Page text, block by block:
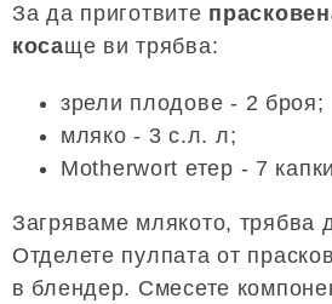
За да приготвите
косаще ви трябва:
зрели плодове - 2 броя;
мляко - 3 с.л. л;
Motherwort етер - 7
Загряваме млякото, трябва
Отделете пулпата от
в блендер. Смесете